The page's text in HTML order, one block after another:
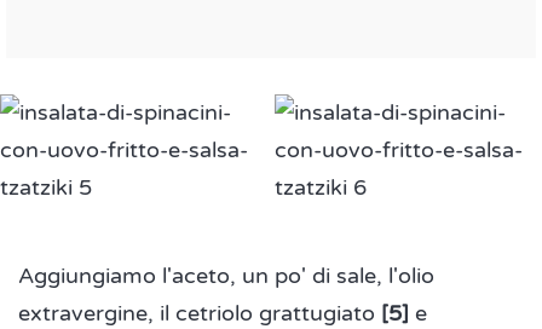
Aggiungiamo l'aceto, un po' di sale, l'olio
extravergine, il cetriolo grattugiato [5] e